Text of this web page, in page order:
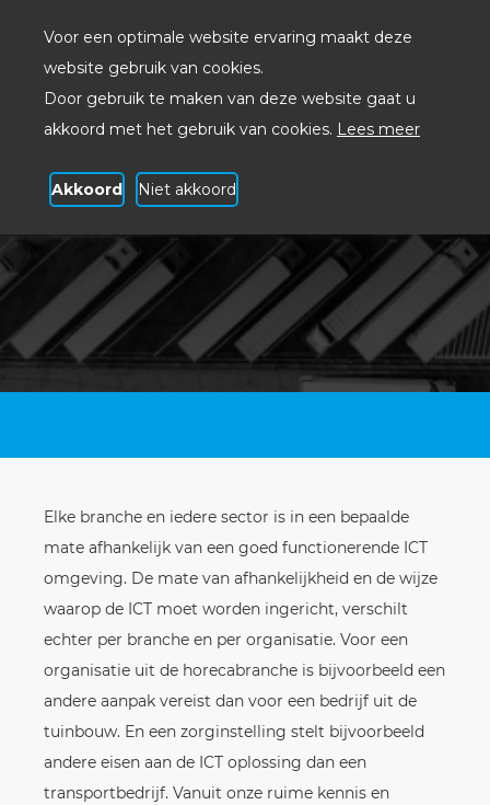
Voor een optimale website ervaring maakt deze
website gebruik van cookies.
Door gebruik te maken van deze website gaat u
akkoord met het gebruik van cookies. Lees meer
Akkoord Niet akkoord
Branches
Elke branche en iedere sector is in een bepaalde
mate afhankelijk van een goed functionerende ICT
omgeving. De mate van afhankelijkheid en de wijze
waarop de ICT moet worden ingericht, verschilt
echter per branche en per organisatie. Voor een
organisatie uit de horecabranche is bijvoorbeeld een
andere aanpak vereist dan voor een bedrijf uit de
tuinbouw. En een zorginstelling stelt bijvoorbeeld
andere eisen aan de ICT oplossing dan een
transportbedrijf. Vanuit onze ruime kennis en